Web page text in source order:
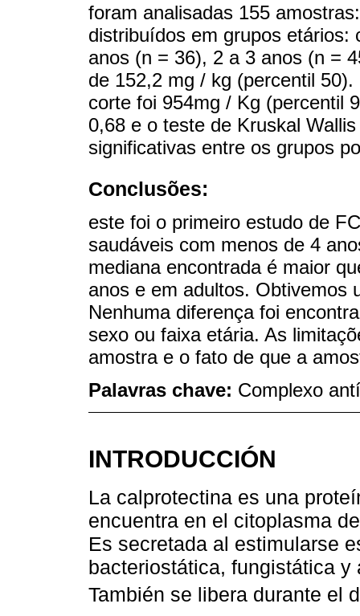
foram analisadas 155
distribuídos em grupos etários:
anos (n = 36), 2 a 3 anos (n =
de 152,2 mg / kg (percentil
corte foi 954mg / Kg (percentil
0,68 e o teste de Kruskal
significativas entre os grupos
Conclusões:
este foi o primeiro estudo de
saudáveis com menos de 4
mediana encontrada é maior
anos e em adultos. Obtivemos
Nenhuma diferença foi
sexo ou faixa etária. As
amostra e o fato de que a
Palavras chave: Complexo
INTRODUCCIÓN
La calprotectina es una
encuentra en el citoplasma
Es secretada al estimularse
bacteriostática, fungistática
También se libera durante el